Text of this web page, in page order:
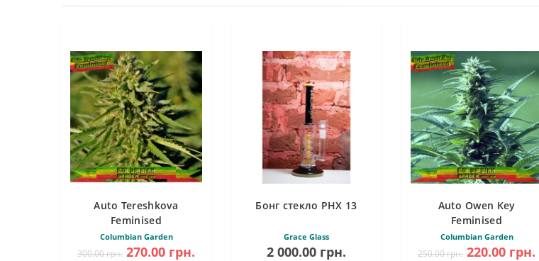
Auto Tereshkova
Feminised
Columbian Garden
300.00 грн. 270.00 грн.
Бонг стекло PHX 13
Grace Glass
2 000.00 грн.
Auto Owen Key
Feminised
Columbian Garden
250.00 грн. 220.00 грн.